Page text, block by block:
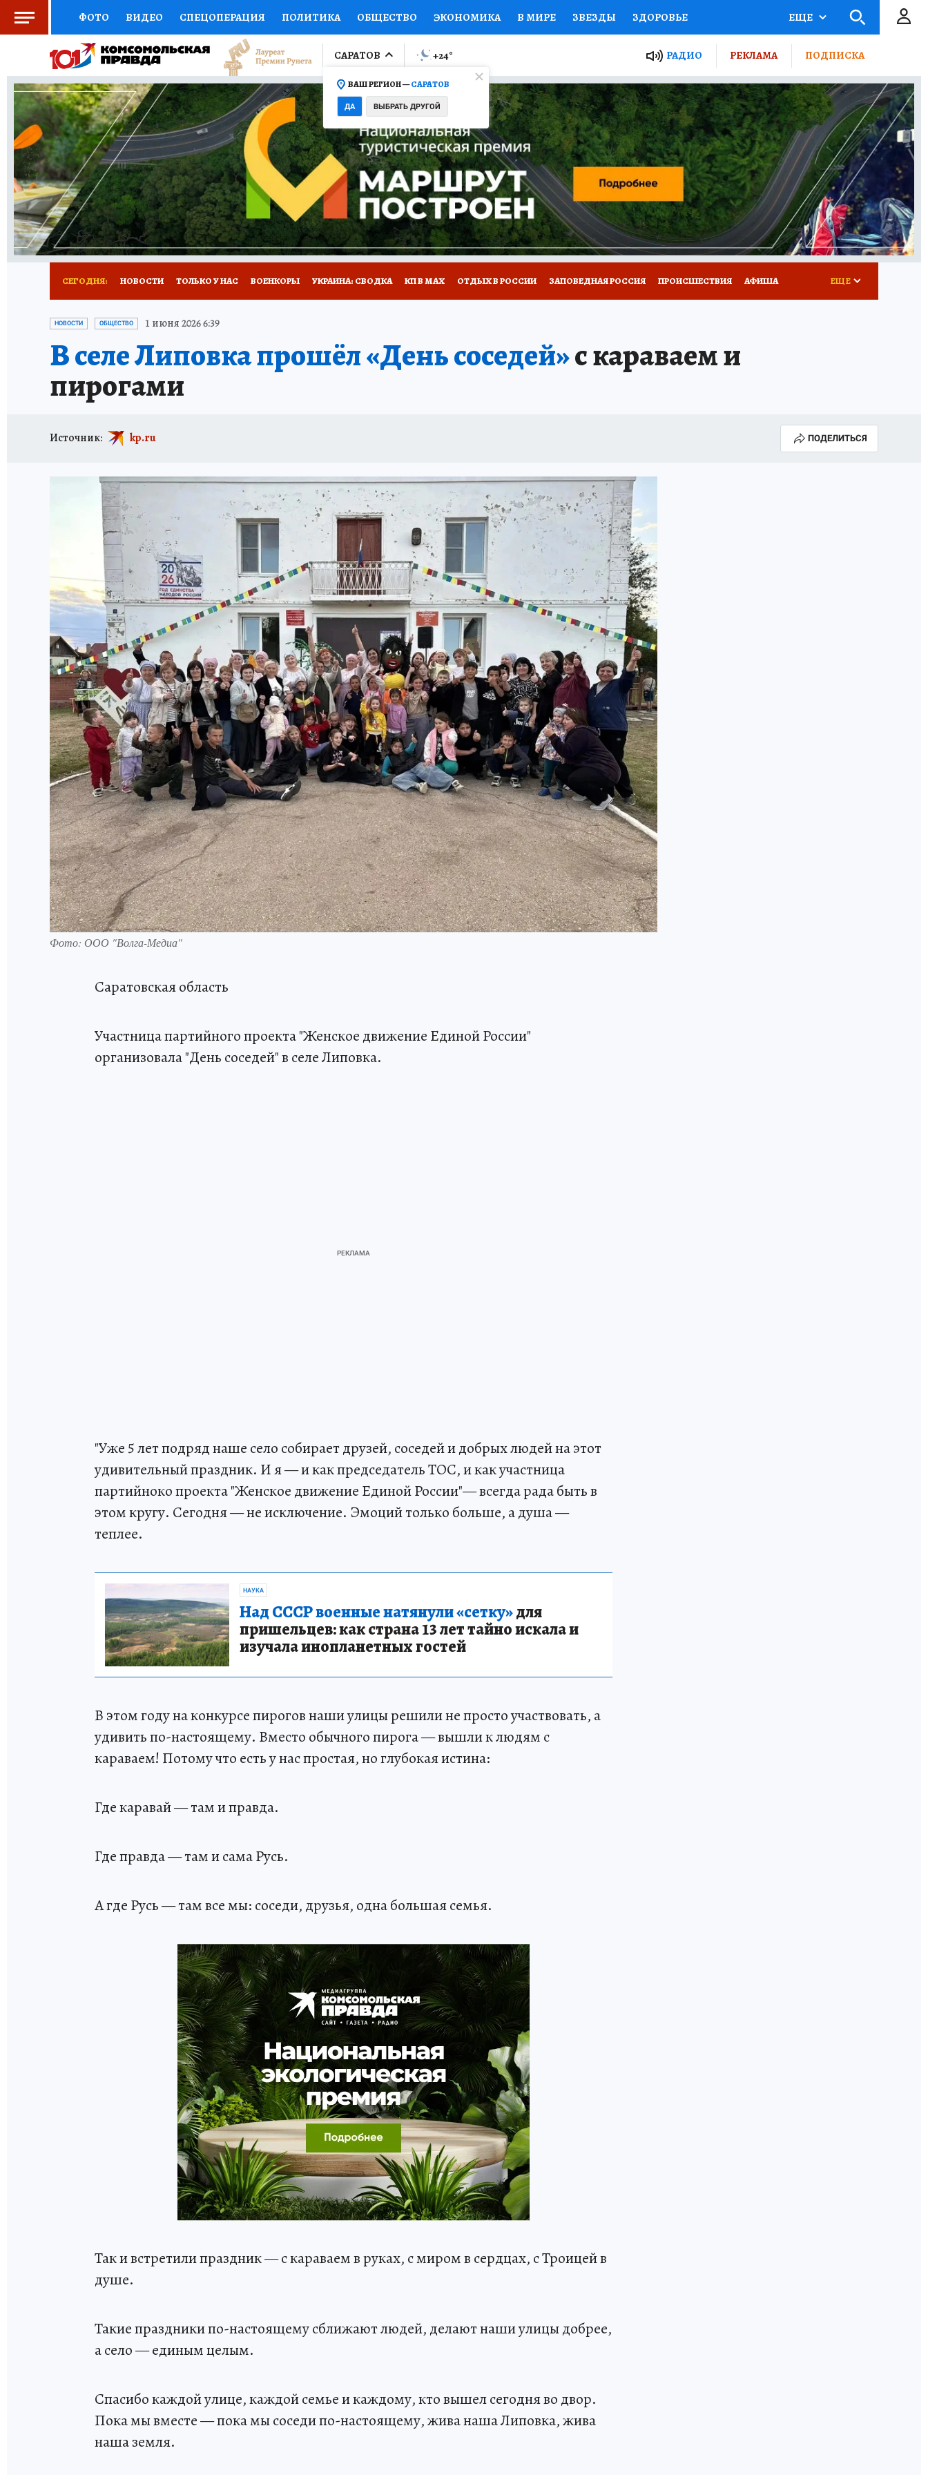
ФОТО ВИДЕО СПЕЦОПЕРАЦИЯ ПОЛИТИКА ОБЩЕСТВО ЭКОНОМИКА В МИРЕ ЗВЕЗДЫ ЗДОРОВЬЕ
СОЦПОДДЕРЖКА НАУКА СПОРТ КОЛУМНИСТЫ ПРОИСШЕСТВИЯ НАЦИОНАЛЬНЫЕ ПРОЕКТЫ РОССИИ
ВЫБОР ЭКСПЕРТОВ ДОКТОР ФИНАНСЫ ОТКРЫВАЕМ МИР Я ЗНАЮ СЕМЬЯ ЖЕНСКИЕ СЕКРЕТЫ ПУТЕВОДИТЕЛЬ
КНИЖНАЯ ПОЛКА ПРОГНОЗЫ НА СПОРТ ПРОМОКОДЫ СЕРИАЛЫ СПЕЦПРОЕКТЫ ДЕФИЦИТ ЖЕЛЕЗА ТУРИЗМ
ПРЕСС-ЦЕНТР НЕДВИЖИМОСТЬ ТЕЛЕВИЗОР КОЛЛЕКЦИИ КОНКУРСЫ РАБОТА У НАС ГИД ПОТРЕБИТЕЛЯ ВСЕ О КП
РАДИО КП РЕКЛАМА ТЕСТЫ НОВОЕ НА САЙТЕ
ЕЩЕ
САРАТОВ
ВАШ РЕГИОН —САРАТОВ
ДА ВЫБРАТЬ ДРУГОЙ
+24° РАДИО РЕКЛАМА ПОДПИСКА
СЕГОДНЯ: НОВОСТИ ТОЛЬКО У НАС ВОЕНКОРЫ УКРАИНА: СВОДКА КП В МАХ ОТДЫХ В РОССИИ ЗАПОВЕДНАЯ РОССИЯ ПРОИСШЕСТВИЯ АФИША
ИСПЫТАНО НА СЕБЕ
ЕЩЕ
НОВОСТИ ОБЩЕСТВО 1 июня 2026 6:39
В селе Липовка прошёл «День соседей»с караваем и
пирогами
Источник: kp.ru ПОДЕЛИТЬСЯ
Фото: ООО "Волга-Медиа"
Саратовская область
Участница партийного проекта "Женское движение Единой России"
организовала "День соседей" в селе Липовка.
"Уже 5 лет подряд наше село собирает друзей, соседей и добрых людей на этот
удивительный праздник. И я — и как председатель ТОС, и как участница
партийноко проекта "Женское движение Единой России"— всегда рада быть в
этом кругу. Сегодня — не исключение. Эмоций только больше, а душа —
теплее.
НАУКА
Над СССР военные натянули «сетку»для
пришельцев: как страна 13 лет тайно искала и
изучала инопланетных гостей
В этом году на конкурсе пирогов наши улицы решили не просто участвовать, а
удивить по-настоящему. Вместо обычного пирога — вышли к людям с
караваем! Потому что есть у нас простая, но глубокая истина:
Где каравай — там и правда.
Где правда — там и сама Русь.
А где Русь — там все мы: соседи, друзья, одна большая семья.
Так и встретили праздник — с караваем в руках, с миром в сердцах, с Троицей в
душе.
Такие праздники по-настоящему сближают людей, делают наши улицы добрее,
а село — единым целым.
Спасибо каждой улице, каждой семье и каждому, кто вышел сегодня во двор.
Пока мы вместе — пока мы соседи по-настоящему, жива наша Липовка, жива
наша земля.